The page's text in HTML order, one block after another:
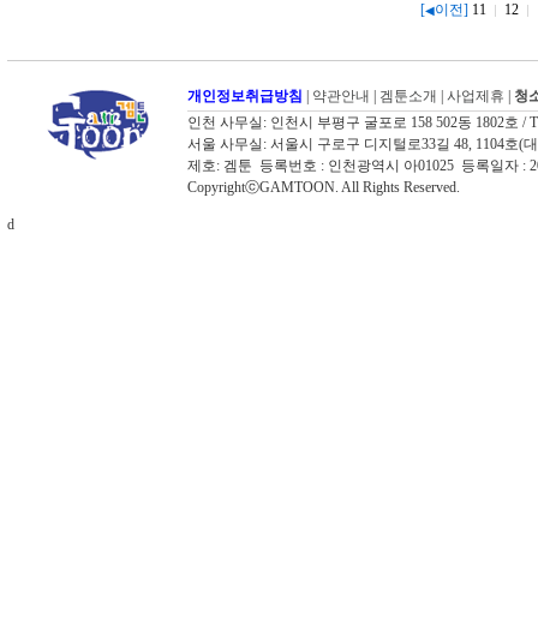
[◀이전] 11 12
개인정보취급방침 약관안내 겜툰소개 사업제휴
청
인천 사무실: 인천시 부평구 굴포로 158 502동 1802호 /
서울 사무실: 서울시 구로구 디지털로33길 48, 1104호(
제호: 겜툰 등록번호 : 인천광역시 아01025 등록일자 :
CopyrightⓒGAMTOON. All Rights Reserved.
d